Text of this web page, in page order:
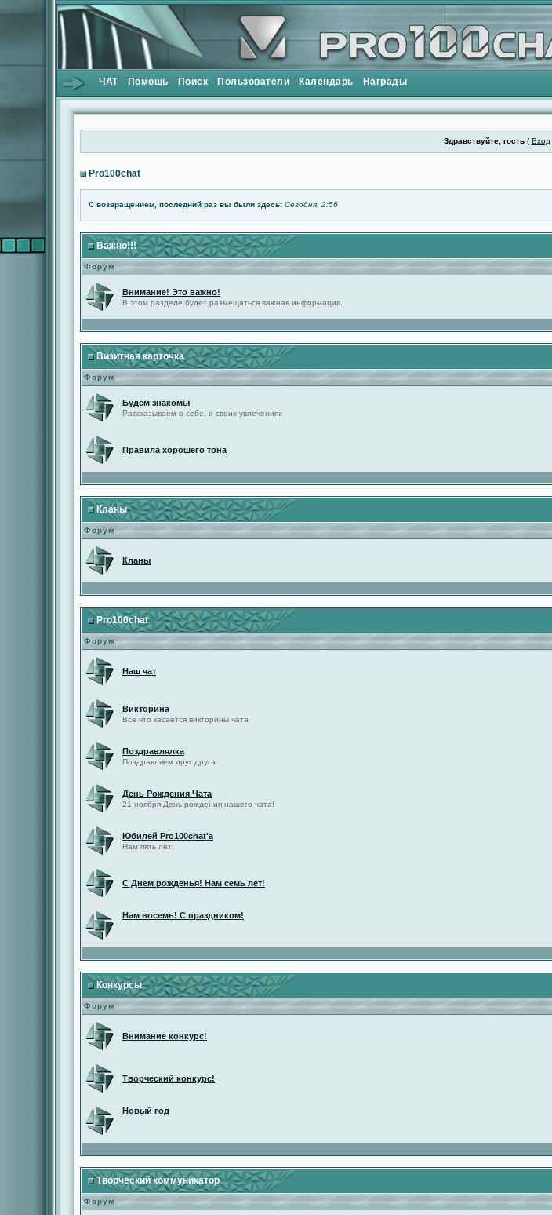
ЧАТ Помощь Поиск Пользователи Календарь Награды
Здравствуйте, гость( Вход
Pro100chat
С возвращением, последний раз вы были здесь: Сегодня, 2:56
Важно!!!
Форум
Внимание! Это важно!
В этом разделе будет размещаться важная информация.
Визитная карточка
Форум
Будем знакомы
Рассказываем о себе, о своих увлечениях
Правила хорошего тона
Кланы
Форум
Кланы
Pro100chat
Форум
Наш чат
Викторина
Всё что касается викторины чата
Поздравлялка
Поздравляем друг друга
День Рождения Чата
21 ноября День рождения нашего чата!
Юбилей Pro100chat'а
Нам пять лет!
С Днем рожденья! Нам семь лет!
Нам восемь! С праздником!
Конкурсы
Форум
Внимание конкурс!
Творческий конкурс!
Новый год
Творческий коммуникатор
Форум